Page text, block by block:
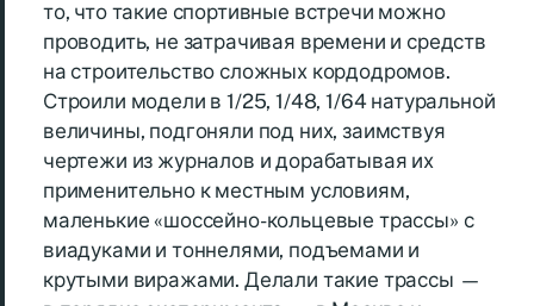
то, что такие спортивные встречи можно
проводить, не затрачивая времени и средств
на строительство сложных кордодромов.
Строили модели в 1/25, 1/48, 1/64 натуральной
величины, подгоняли под них, заимствуя
чертежи из журналов и дорабатывая их
применительно к местным условиям,
маленькие «шоссейно-кольцевые трассы» с
виадуками и тоннелями, подъемами и
крутыми виражами. Делали такие трассы —